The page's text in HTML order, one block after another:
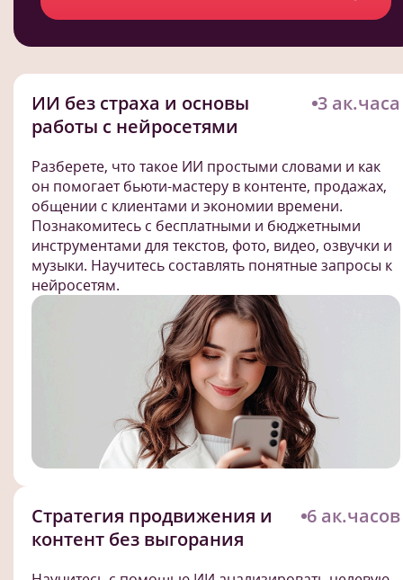
ИИ без страха и основы
работы с нейросетями
3 ак.часа
Разберете, что такое ИИ простыми словами и как
он помогает бьюти-мастеру в контенте, продажах,
общении с клиентами и экономии времени.
Познакомитесь с бесплатными и бюджетными
инструментами для текстов, фото, видео, озвучки и
музыки. Научитесь составлять понятные запросы к
нейросетям.
Стратегия продвижения и
контент без выгорания
6 ак.часов